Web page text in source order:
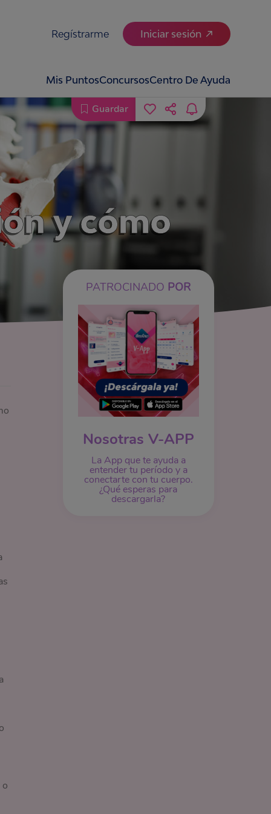
Regístrarme Iniciar sesión
Mis PuntosConcursosCentro De Ayuda
y cómo
PATROCINADO POR
Nosotras V-APP
La App que te ayuda a
entender tu período y a
conectarte con tu cuerpo.
¿Qué esperas para
descargarla?
Guardar